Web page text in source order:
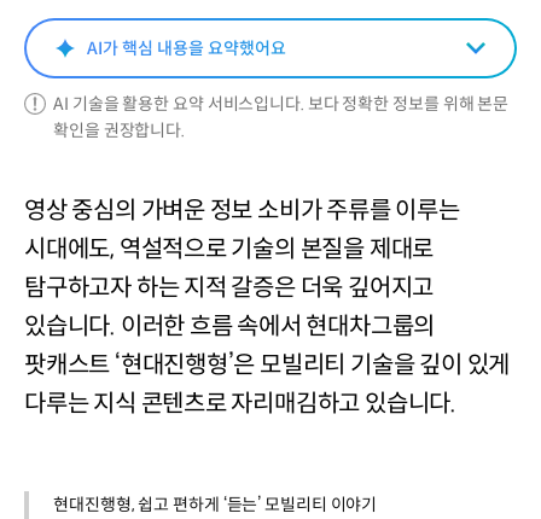
AI가 핵심 내용을 요약했어요
AI 기술을 활용한 요약 서비스입니다. 보다 정확한 정보를 위해 본문
확인을 권장합니다.
영상 중심의 가벼운 정보 소비가 주류를 이루는
시대에도, 역설적으로 기술의 본질을 제대로
탐구하고자 하는 지적 갈증은 더욱 깊어지고
있습니다. 이러한 흐름 속에서 현대차그룹의
팟캐스트 ‘현대진행형’은 모빌리티 기술을 깊이 있게
다루는 지식 콘텐츠로 자리매김하고 있습니다.
현대진행형, 쉽고 편하게 ‘듣는’ 모빌리티 이야기